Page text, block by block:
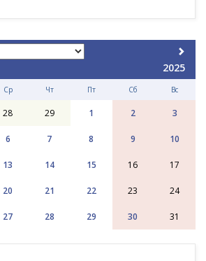
2025
Ср Чт Пт Сб Вс
28 29 1 2 3
6 7 8 9 10
13 14 15 16 17
20 21 22 23 24
27 28 29 30 31